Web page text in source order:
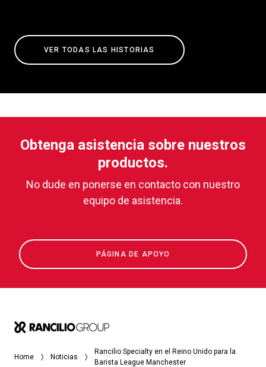
VER TODAS LAS HISTORIAS
Obtenga asistencia sobre nuestros
productos.
No dude en ponerse en contacto con nuestro
equipo de asistencia.
PÁGINA DE APOYO
Home Noticias
Rancilio Specialty en el Reino Unido para la
Barista League Manchester